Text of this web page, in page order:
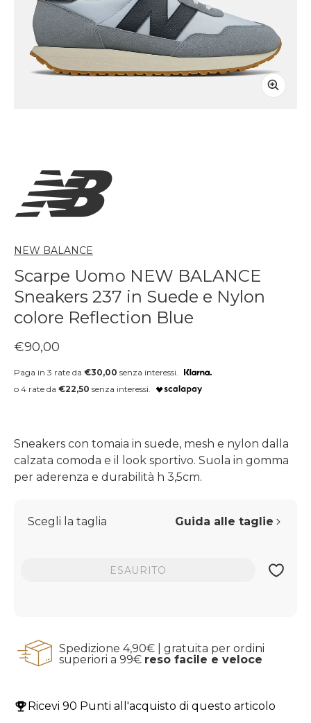
NEW BALANCE
Scarpe Uomo NEW BALANCE
Sneakers 237 in Suede e Nylon
colore Reflection Blue
Prezzo regolare
€90,00
Paga in 3 rate da €30,00 senza interessi.
o 4 rate da €22,50 senza interessi.
Sneakers con tomaia in suede, mesh e nylon dalla
calzata comoda e il look sportivo. Suola in gomma
per aderenza e durabilità h 3,5cm.
Scegli la taglia Guida alle taglie
ESAURITO
Spedizione 4,90€ | gratuita per ordini
superiori a 99€ reso facile e veloce
Ricevi 90 Punti all'acquisto di questo articolo